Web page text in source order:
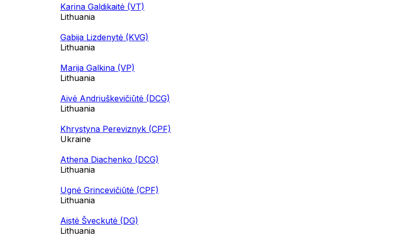
Karina Galdikaitė (VT)
Lithuania
Gabija Lizdenytė (KVG)
Lithuania
Marija Galkina (VP)
Lithuania
Aivė Andriuškevičiūtė (DCG)
Lithuania
Khrystyna Pereviznyk (CPF)
Ukraine
Athena Diachenko (DCG)
Lithuania
Ugnė Grincevičiūtė (CPF)
Lithuania
Aistė Šveckutė (DG)
Lithuania